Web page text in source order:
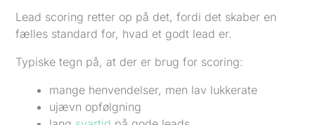
Lead scoring retter op på det, fordi det skaber en
fælles standard for, hvad et godt lead er.
Typiske tegn på, at der er brug for scoring:
mange henvendelser, men lav lukkerate
ujævn opfølgning